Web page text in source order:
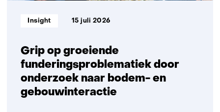
Grip op groeiende
funderingsproblematiek door
onderzoek naar bodem- en
gebouwinteractie
Informatietype:
Insight 15 juli 2026